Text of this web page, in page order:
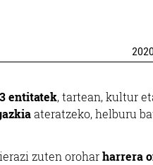
entitatek, tartean, kultur
ateratzeko, helburu
zuten oroharharrera